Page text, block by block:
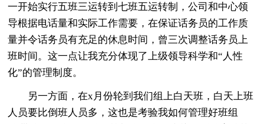
一开始实行五班三运转到七班五运转制，公司和中心领
导根据电话量和实际工作需要，在保证话务员的工作质
量并令话务员有充足的休息时间，曾三次调整话务员上
班时间。这一点让我充分体现了上级领导科学和“人性
化”的管理制度。
另一方面，在x月份轮到我们组上白天班，白天上班
人员要比倒班人员多，这也是考验我如何管理好班组